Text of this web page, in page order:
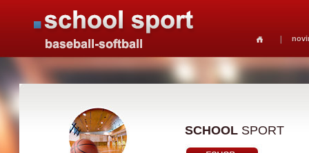
SCHOOL SPORT